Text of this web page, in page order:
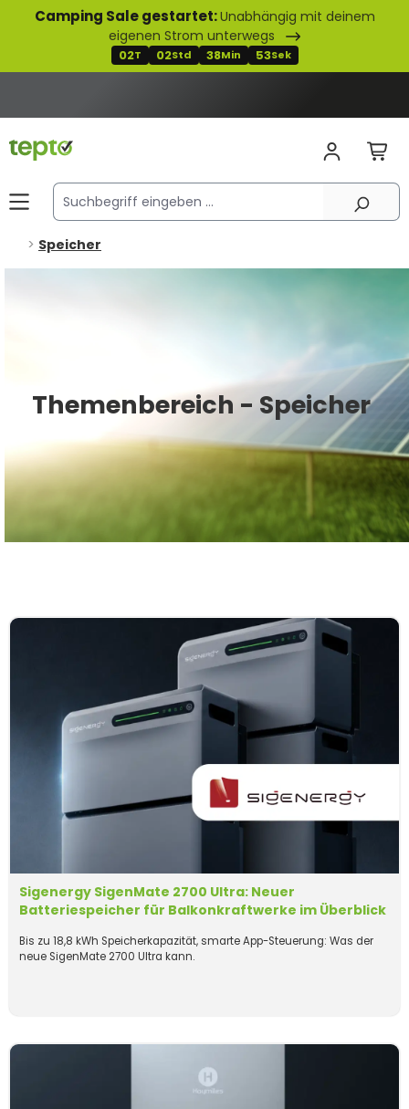
springen
Camping Sale gestartet:Unabhängig mit deinem
eigenen Strom unterwegs
02T 02Std 38Min 52Sek
Speicher
Themenbereich - Speicher
Sigenergy SigenMate 2700 Ultra: Neuer
Batteriespeicher für Balkonkraftwerke im Überblick
Bis zu 18,8 kWh Speicherkapazität, smarte App-Steuerung: Was der
neue SigenMate 2700 Ultra kann.